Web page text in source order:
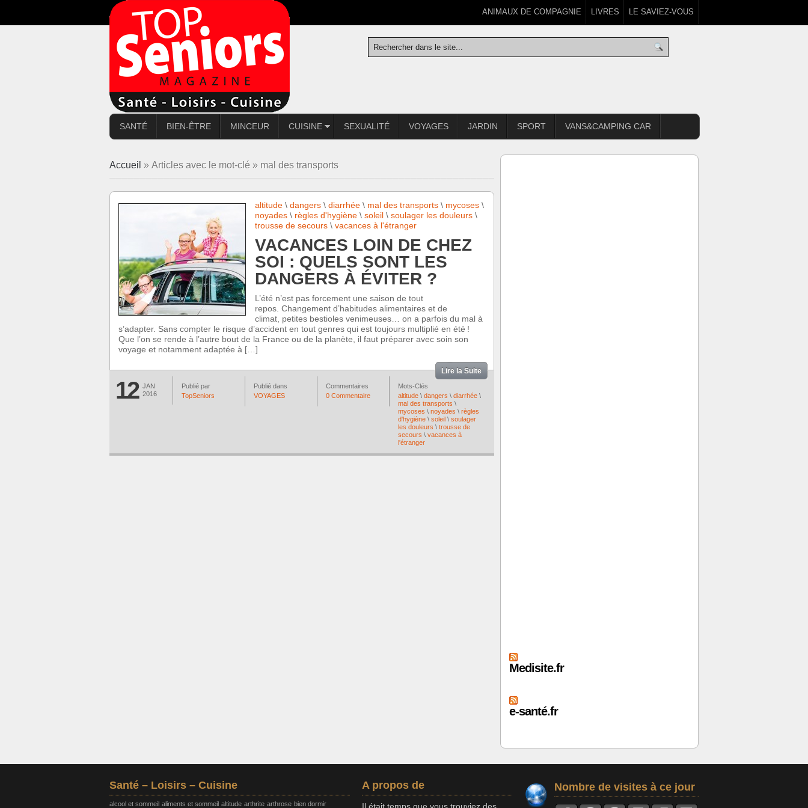
ANIMAUX DE COMPAGNIE LIVRES LE SAVIEZ-VOUS
SANTÉ BIEN-ÊTRE MINCEUR CUISINE SEXUALITÉ VOYAGES JARDIN SPORT VANS&CAMPING CAR
Accueil » Articles avec le mot-clé » mal des transports
altitude \ dangers \ diarrhée \ mal des transports \ mycoses \
noyades \ règles d'hygiène \ soleil \ soulager les douleurs \
trousse de secours \ vacances à l'étranger
VACANCES LOIN DE CHEZ
SOI : QUELS SONT LES
DANGERS À ÉVITER ?
L’été n’est pas forcement une saison de tout
repos. Changement d’habitudes alimentaires et de
climat, petites bestioles venimeuses… on a parfois du mal à
s’adapter. Sans compter le risque d’accident en tout genres qui est toujours multiplié en été !
Que l’on se rende à l’autre bout de la France ou de la planète, il faut préparer avec soin son
voyage et notamment adaptée à […]
12 JAN
2016
Publié par
TopSeniors
Publié dans
VOYAGES
Commentaires
0 Commentaire
Mots-Clés
altitude \ dangers \ diarrhée \
mal des transports \
mycoses \ noyades \ règles
d'hygiène \ soleil \ soulager
les douleurs \ trousse de
secours \ vacances à
l'étranger
Lire la Suite
Medisite.fr
e-santé.fr
Santé – Loisirs – Cuisine
alcool et sommeil aliments et sommeil altitude arthrite arthrose bien dormir
A propos de Nombre de visites à ce jour